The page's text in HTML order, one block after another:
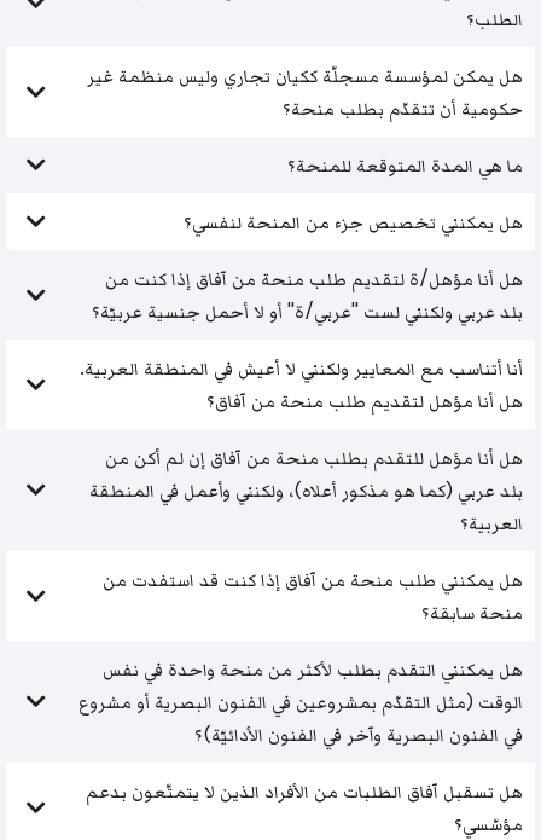
الطلب؟
هل يمكن لمؤسسة مسجلّة ككيان تجاري وليس منظمة غير
حكومية أن تتقدّم بطلب منحة؟
ما هي المدة المتوقعة للمنحة؟
هل يمكنني تخصيص جزء من المنحة لنفسي؟
هل أنا مؤهل/ة لتقديم طلب منحة من آفاق إذا كنت من
بلد عربي ولكنني لست "عربي/ة" أو لا أحمل جنسية عربيّة؟
أنا أتناسب مع المعايير ولكنني لا أعيش في المنطقة العربية.
هل أنا مؤهل لتقديم طلب منحة من آفاق؟
هل أنا مؤهل للتقدم بطلب منحة من آفاق إن لم أكن من
بلد عربي (كما هو مذكور أعلاه)، ولكنني وأعمل في المنطقة
العربية؟
هل يمكنني طلب منحة من آفاق إذا كنت قد استفدت من
منحة سابقة؟
هل يمكنني التقدم بطلب لأكثر من منحة واحدة في نفس
الوقت (مثل التقدّم بمشروعين في الفنون البصرية أو مشروع
في الفنون البصرية وآخر في الفنون الأدائيّة)؟
هل تسقبل آفاق الطلبات من الأفراد الذين لا يتمتّعون بدعم
مؤسّسي؟